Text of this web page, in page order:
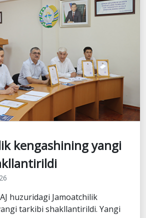
kengashining yangi
AJ huzuridagi Jamoatchilik
tarkibi shakllantirildi. Yangi